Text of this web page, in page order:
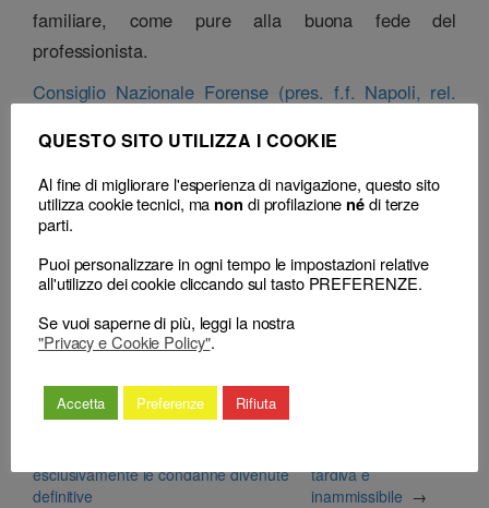
familiare, come pure alla buona fede del
professionista.
Consiglio Nazionale Forense (pres. f.f. Napoli, rel.
Classificazione
– Decisione:Consiglio Nazionale Forense, sentenza n. 39 del 16 Febbraio
2026
(sospensione)
esclusivamente le condanne divenute
definitive
tardiva è
inammissibile →
QUESTO SITO UTILIZZA I COOKIE
Al fine di migliorare l'esperienza di navigazione, questo sito
utilizza cookie tecnici, ma non di profilazione nédi terze
parti.
Puoi personalizzare in ogni tempo le impostazioni relative
all'utilizzo dei cookie cliccando sul tasto PREFERENZE.
Se vuoi saperne di più, leggi la nostra
"Privacy e Cookie Policy".
Accetta Preferenze Rifiuta